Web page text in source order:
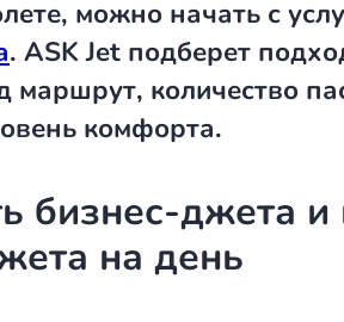
, можно начать с
. ASK Jet подберет
маршрут, количество
комфорта.
бизнес-джета и
на день